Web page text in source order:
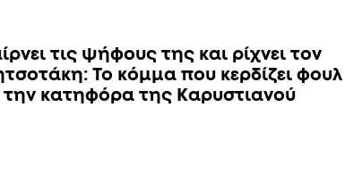
τις ψήφους της και ρίχνει τον
Το κόμμα που κερδίζει φουλ
την κατηφόρα της Καρυστιανού